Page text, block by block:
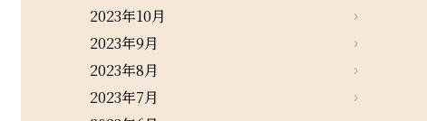
2023年10月
2023年9月
2023年8月
2023年7月